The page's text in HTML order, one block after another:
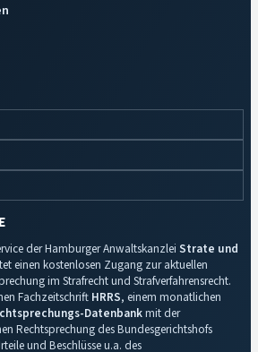
der Hamburger Anwaltskanzlei Strate und
einen kostenlosen Zugang zur aktuellen
im Strafrecht und Strafverfahrensrecht.
Fachzeitschrift HRRS, einem monatlichen
Datenbankmit der
Rechtsprechung des Bundesgerichtshofs
und Beschlüsse u.a. des